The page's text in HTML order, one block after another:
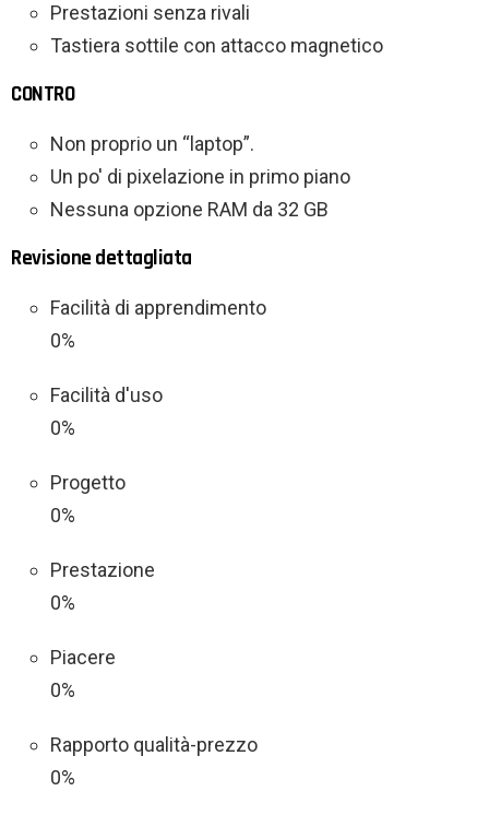
Prestazioni senza rivali
Tastiera sottile con attacco magnetico
CONTRO
Non proprio un “laptop”.
Un po' di pixelazione in primo piano
Nessuna opzione RAM da 32 GB
Revisione dettagliata
Facilità di apprendimento
0%
Facilità d'uso
0%
Progetto
0%
Prestazione
0%
Piacere
0%
Rapporto qualità-prezzo
0%